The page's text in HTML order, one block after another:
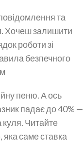
та
Хочеш залишити
роботи зі
безпечного
пеню. А ось
падає до 40% —
куля. Читайте
яка саме ставка